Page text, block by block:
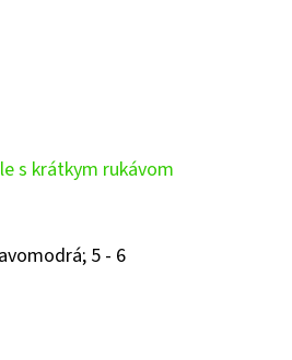
s krátkym rukávom
5 - 6